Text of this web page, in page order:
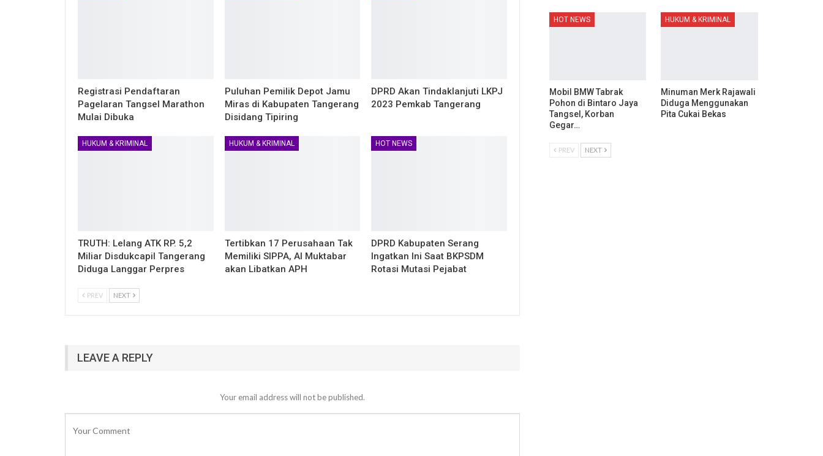
Registrasi Pendaftaran
Pagelaran Tangsel Marathon
Mulai Dibuka
Puluhan Pemilik Depot Jamu
Miras di Kabupaten Tangerang
Disidang Tipiring
DPRD Akan Tindaklanjuti LKPJ
2023 Pemkab Tangerang
HUKUM & KRIMINAL
TRUTH: Lelang ATK RP. 5,2
Miliar Disdukcapil Tangerang
Diduga Langgar Perpres
HUKUM & KRIMINAL
Tertibkan 17 Perusahaan Tak
Memiliki SIPPA, Al Muktabar
akan Libatkan APH
HOT NEWS
DPRD Kabupaten Serang
Ingatkan Ini Saat BKPSDM
Rotasi Mutasi Pejabat
PREV NEXT
LEAVE A REPLY
Your email address will not be published.
HOT NEWS
Mobil BMW Tabrak
Pohon di Bintaro Jaya
Tangsel, Korban
Gegar…
HUKUM & KRIMINAL
Minuman Merk Rajawali
Diduga Menggunakan
Pita Cukai Bekas
PREV NEXT